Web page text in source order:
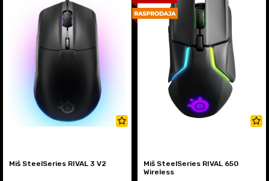
Miš SteelSeries RIVAL 3 V2
Miš SteelSeries RIVAL 650
Wireless